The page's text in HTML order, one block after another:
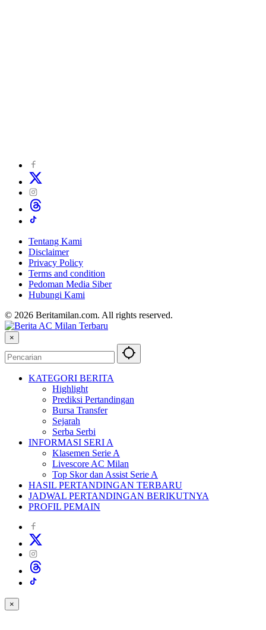
Tentang Kami
Disclaimer
Privacy Policy
Terms and condition
Pedoman Media Siber
Hubungi Kami
© 2026 Beritamilan.com. All rights reserved.
×
KATEGORI BERITA
Highlight
Prediksi Pertandingan
Bursa Transfer
Sejarah
Serba Serbi
INFORMASI SERI A
Klasemen Serie A
Livescore AC Milan
Top Skor dan Assist Serie A
HASIL PERTANDINGAN TERBARU
JADWAL PERTANDINGAN BERIKUTNYA
PROFIL PEMAIN
×